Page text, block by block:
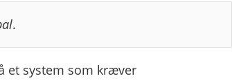
.
system som kræver